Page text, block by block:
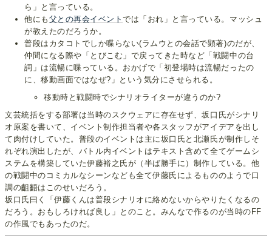
ら」と言っている。
他にも 父との再会イベントでは「おれ」と言っている。マッシュ
が教えたのだろうか。
普段はカタコトでしか喋らない(ラムウとの会話で顕著)のだが、
仲間になる際や「とびこむ」で戻ってきた時など「戦闘中の台
詞」は流暢に喋っている。おかげで「初登場時は流暢だったの
に、移動画面ではなぜ?」という気分にさせられる。
移動時と戦闘時でシナリオライターが違うのか?
文芸統括をする部署は当時のスクウェアに存在せず、坂口氏がシナリ
オ原案を書いて、イベント制作担当者や各スタッフがアイデアを出し
て肉付けしていた。普段のイベントは主に坂口氏と北瀬氏が制作しそ
れぞれ演出したが、バトル内イベントはテキスト含めて全てゲームシ
ステムを構築していた伊藤裕之氏が（半ば勝手に）制作している。他
の戦闘中のコミカルなシーンなども全て伊藤氏によるもののようで口
調の齟齬はこのせいだろう。
坂口氏曰く「伊藤くんは普段シナリオに絡めないからやりたくなるの
だろう。おもしろければ良し」とのこと。みんなで作るのが当時のFF
の作風でもあったのだ。